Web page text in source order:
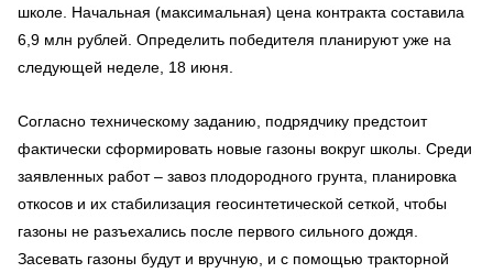
школе. Начальная (максимальная) цена контракта составила
6,9 млн рублей. Определить победителя планируют уже на
следующей неделе, 18 июня.
Согласно техническому заданию, подрядчику предстоит
фактически сформировать новые газоны вокруг школы. Среди
заявленных работ – завоз плодородного грунта, планировка
откосов и их стабилизация геосинтетической сеткой, чтобы
газоны не разъехались после первого сильного дождя.
Засевать газоны будут и вручную, и с помощью тракторной